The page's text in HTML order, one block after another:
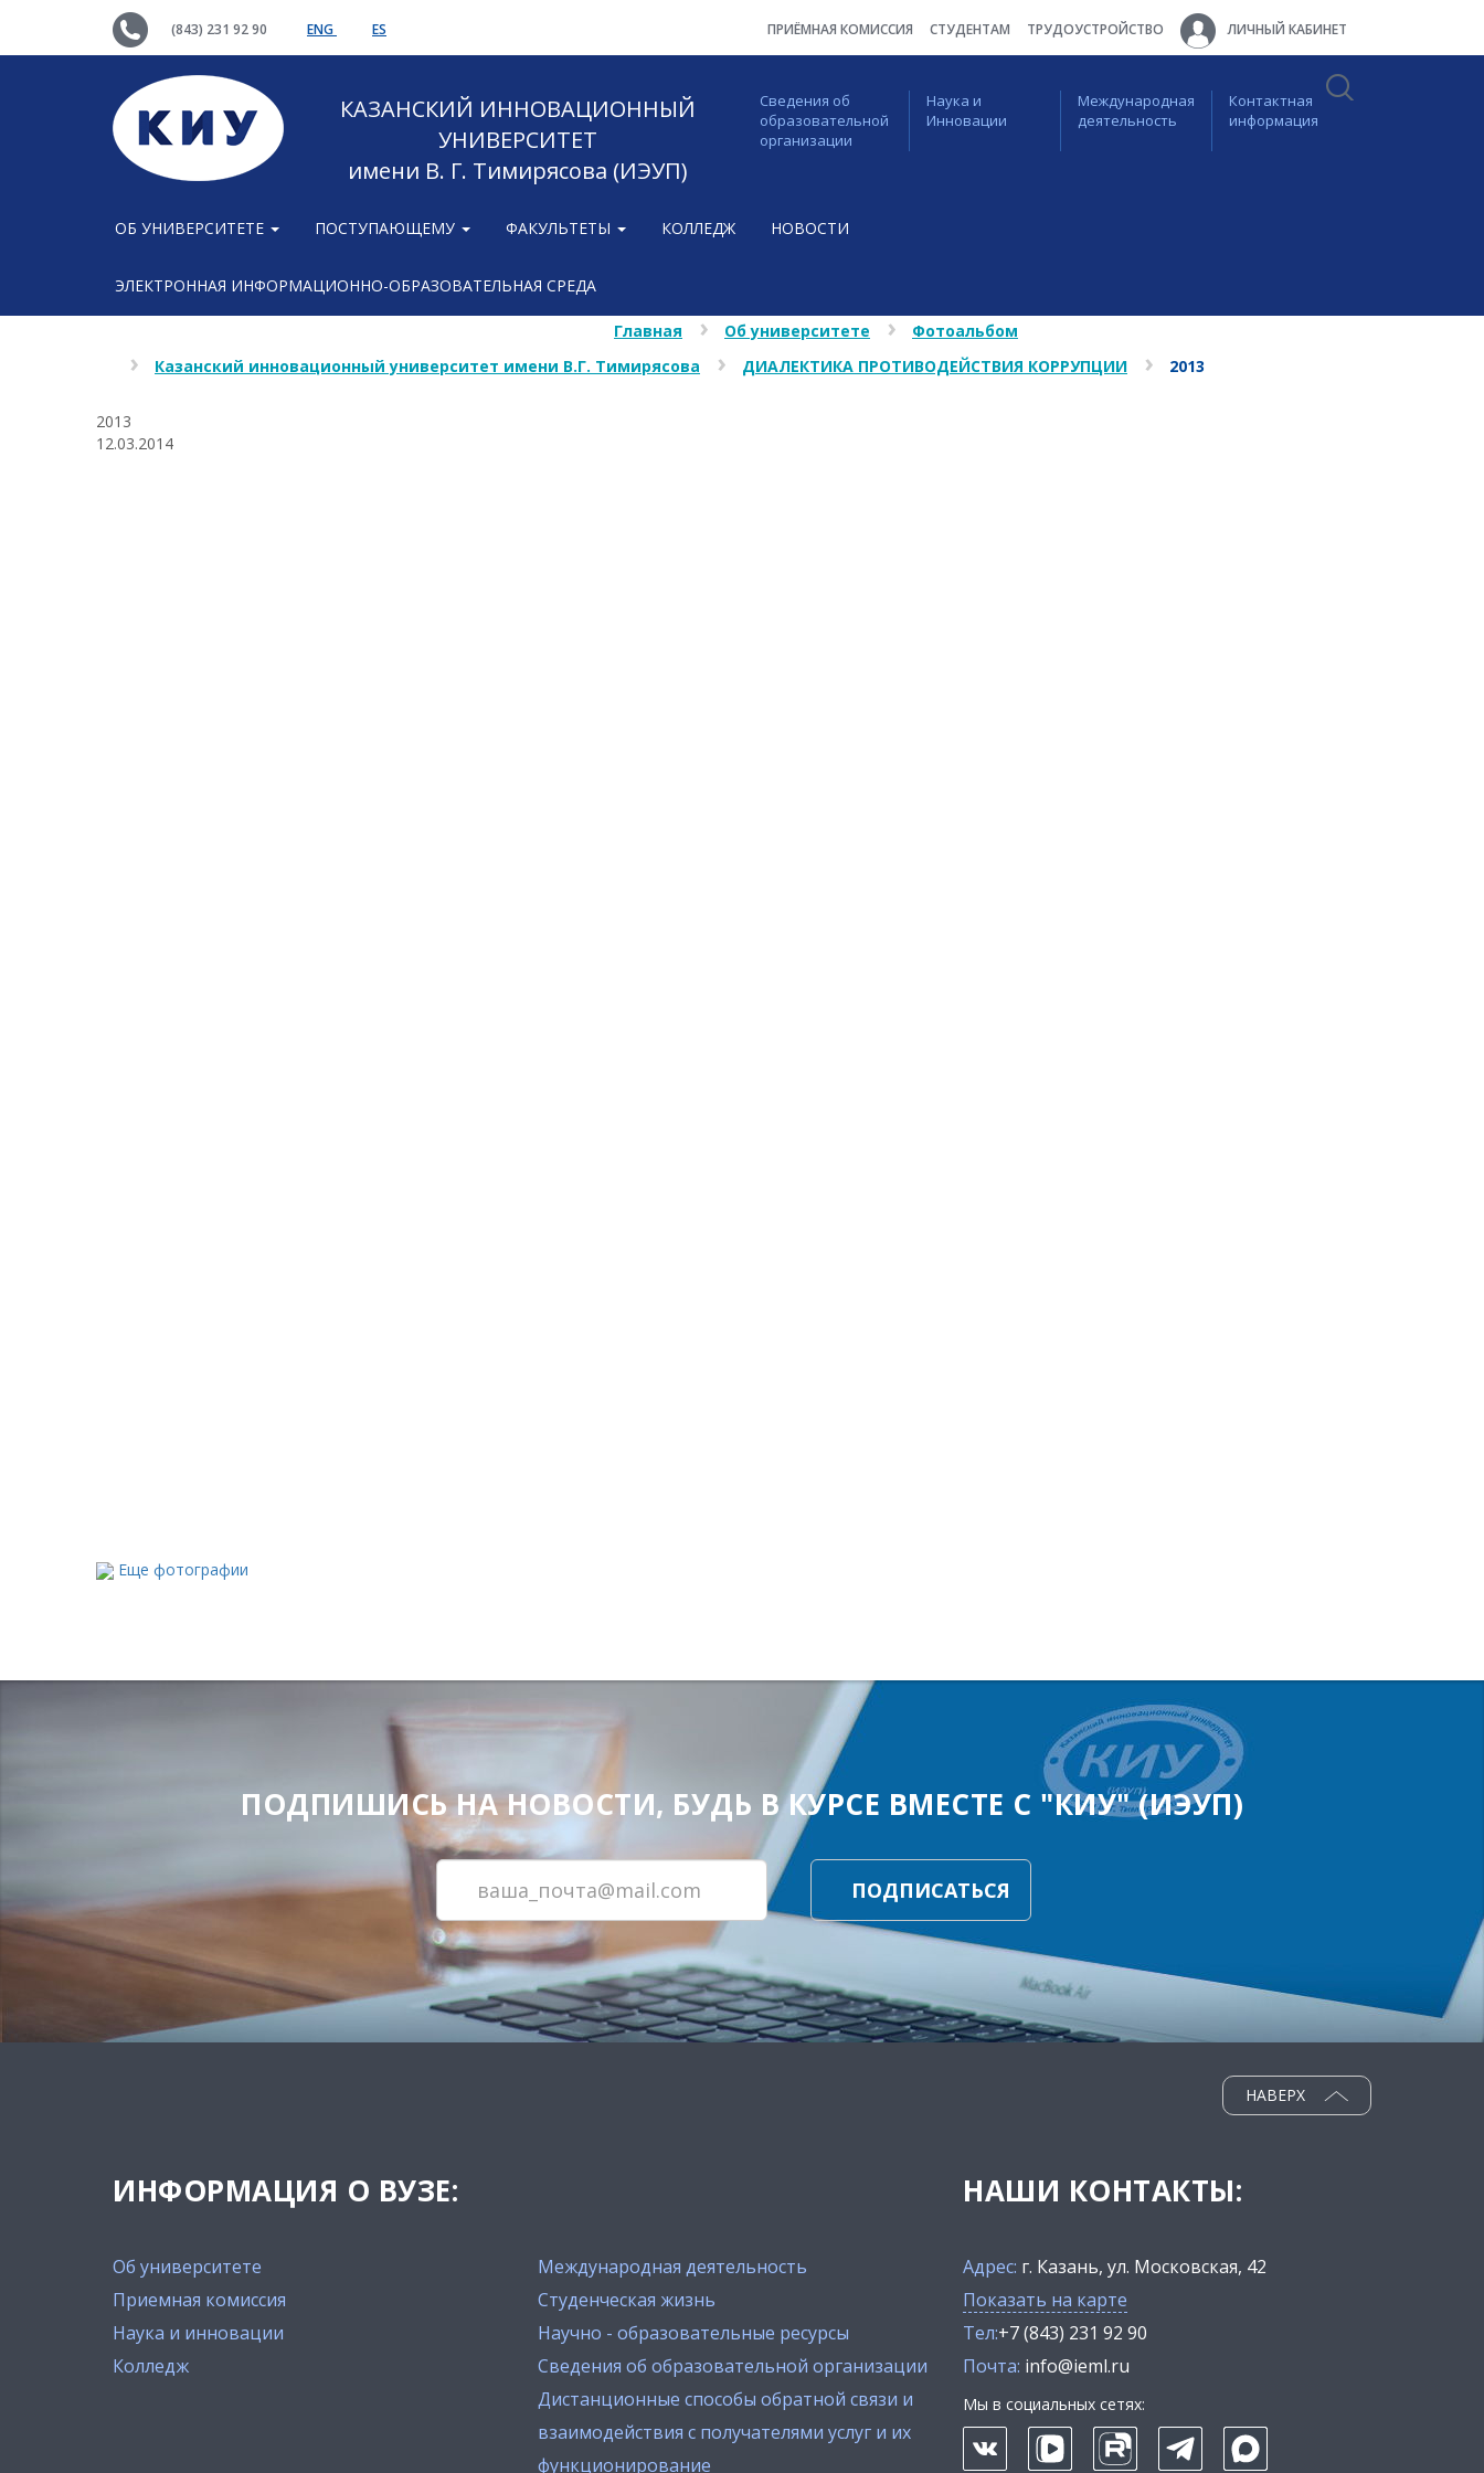
(843) 231 92 90 ENG ES ПРИЁМНАЯ КОМИССИЯ СТУДЕНТАМ ТРУДОУСТРОЙСТВО ЛИЧНЫЙ КАБИНЕТ
КАЗАНСКИЙ ИННОВАЦИОННЫЙ
УНИВЕРСИТЕТ
имени В. Г. Тимирясова (ИЭУП)
Сведения об
образовательной
организации
Наука и
Инновации
Международная
деятельность
Контактная
информация
ОБ УНИВЕРСИТЕТЕ ПОСТУПАЮЩЕМУ ФАКУЛЬТЕТЫ КОЛЛЕДЖ НОВОСТИ
ЭЛЕКТРОННАЯ ИНФОРМАЦИОННО-ОБРАЗОВАТЕЛЬНАЯ СРЕДА
Главная Об университете
Фотоальбом
Казанский инновационный университет имени В.Г. Тимирясова
ДИАЛЕКТИКА ПРОТИВОДЕЙСТВИЯ КОРРУПЦИИ 2013
2013
12.03.2014
Еще фотографии
ПОДПИШИСЬ НА НОВОСТИ, БУДЬ В КУРСЕ ВМЕСТЕ С "КИУ" (ИЭУП)
ПОДПИСАТЬСЯ
ИНФОРМАЦИЯ О ВУЗЕ:
Об университете
Приемная комиссия
Наука и инновации
Колледж
Международная деятельность
Студенческая жизнь
Научно - образовательные ресурсы
Сведения об образовательной организации
Дистанционные способы обратной связи и
взаимодействия с получателями услуг и их
функционирование
НАВЕРХ
НАШИ КОНТАКТЫ:
Адрес: г. Казань, ул. Московская, 42
Показать на карте
Тел:+7 (843) 231 92 90
Почта: info@ieml.ru
Мы в социальных сетях: